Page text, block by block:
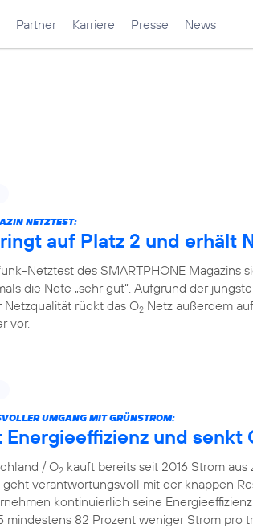
Partner Karriere Presse News
NETZTEST:
auf Platz 2 und erhält
Netztest des SMARTPHONE Magazins
die Note „sehr gut“. Aufgrund der
rückt das O2 Netz außerdem
vor.
UMGANG MIT GRÜNSTROM:
und senkt
/ O2 kauft bereits seit 2016 Strom
verantwortungsvoll mit der knappen
kontinuierlich seine
mindestens 82 Prozent weniger Strom pro